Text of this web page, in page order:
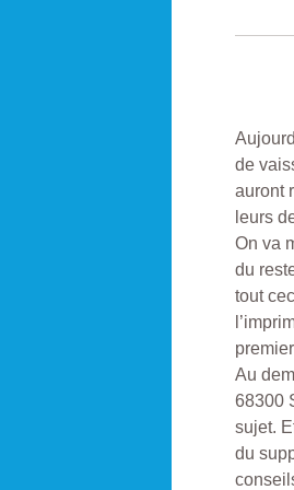
de
auront
leurs
On va
du
tout
Au
68300
sujet.
du